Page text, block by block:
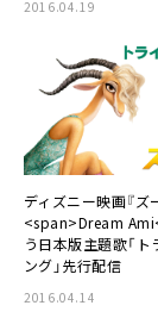
2016.04.19
ディズニー映画『ズ
<span>Dream
う日本版主題歌「ト
ング」先行配信
2016.04.14